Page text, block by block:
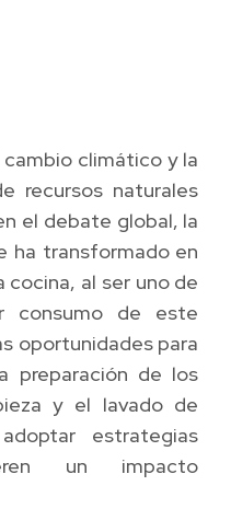
climático y la
recursos naturales
el debate global, la
ha transformado en
cocina, al ser uno de
consumo de este
oportunidades para
preparación de los
y el lavado de
estrategias
un impacto